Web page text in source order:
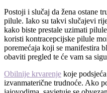
Postoji i slučaj da žena ostane
pilule. Iako su takvi slučajevi
kako biste prestale uzimati
koristi kontracepcijske pilule
poremećaja koji se manifestira
obaviti pregled te će vam sa
Obilnije krvarenje koje
izvanmaterične trudnoće. Ako